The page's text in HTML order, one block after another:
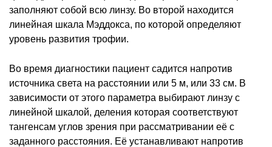
заполняют собой всю линзу. Во второй находится
линейная шкала Мэддокса, по которой определяют
уровень развития трофии.
Во время диагностики пациент садится напротив
источника света на расстоянии или 5 м, или 33 см. В
зависимости от этого параметра выбирают линзу с
линейной шкалой, деления которая соответствуют
тангенсам углов зрения при рассматривании её с
заданного расстояния. Её устанавливают напротив